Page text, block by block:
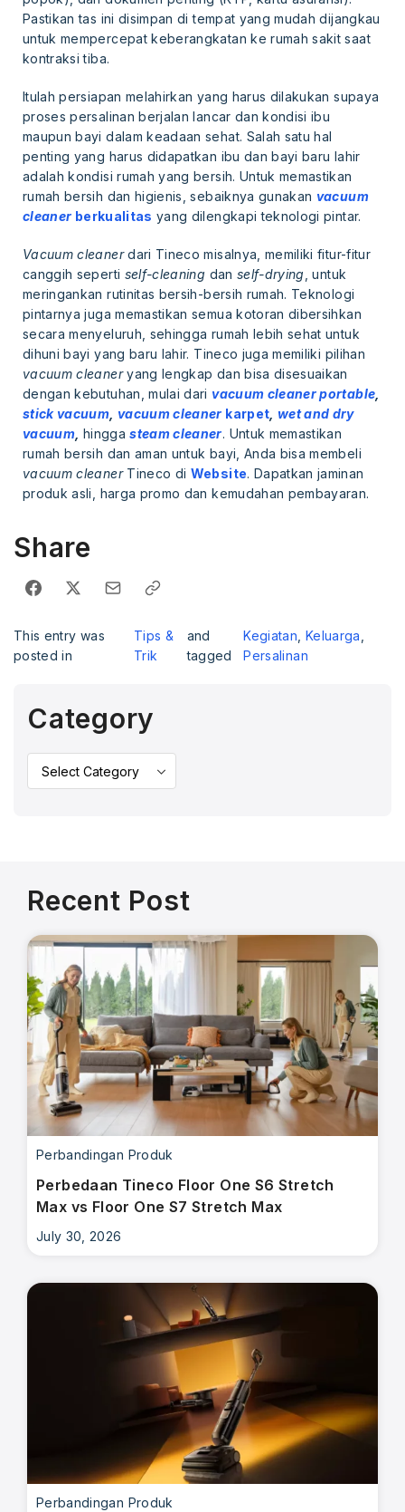
Pastikan tas ini disimpan di tempat yang mudah dijangkau
untuk mempercepat keberangkatan ke rumah sakit saat
kontraksi tiba.
Itulah persiapan melahirkan yang harus dilakukan supaya
proses persalinan berjalan lancar dan kondisi ibu
maupun bayi dalam keadaan sehat. Salah satu hal
penting yang harus didapatkan ibu dan bayi baru lahir
adalah kondisi rumah yang bersih. Untuk memastikan
rumah bersih dan higienis, sebaiknya gunakan vacuum
cleaner berkualitas yang dilengkapi teknologi pintar.
Vacuum cleanerdari Tineco misalnya, memiliki fitur-fitur
canggih seperti self-cleaning dan self-drying, untuk
meringankan rutinitas bersih-bersih rumah. Teknologi
pintarnya juga memastikan semua kotoran dibersihkan
secara menyeluruh, sehingga rumah lebih sehat untuk
dihuni bayi yang baru lahir. Tineco juga memiliki pilihan
vacuum cleaneryang lengkap dan bisa disesuaikan
dengan kebutuhan, mulai dari vacuum cleaner portable,
stick vacuum, vacuum cleaner karpet, wet and dry
vacuum, hinggasteam cleaner. Untuk memastikan
rumah bersih dan aman untuk bayi, Anda bisa membeli
vacuum cleanerTineco di Website. Dapatkan jaminan
produk asli, harga promo dan kemudahan pembayaran.
Share
This entry was
posted in
Tips &
Trik
and
tagged
Kegiatan, Keluarga,
Persalinan
Category
Recent Post
Perbandingan Produk
Perbedaan Tineco Floor One S6 Stretch
Max vs Floor One S7 Stretch Max
July 30, 2026
Perbandingan Produk